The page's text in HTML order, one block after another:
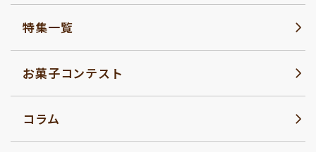
特集一覧
お菓子コンテスト
コラム